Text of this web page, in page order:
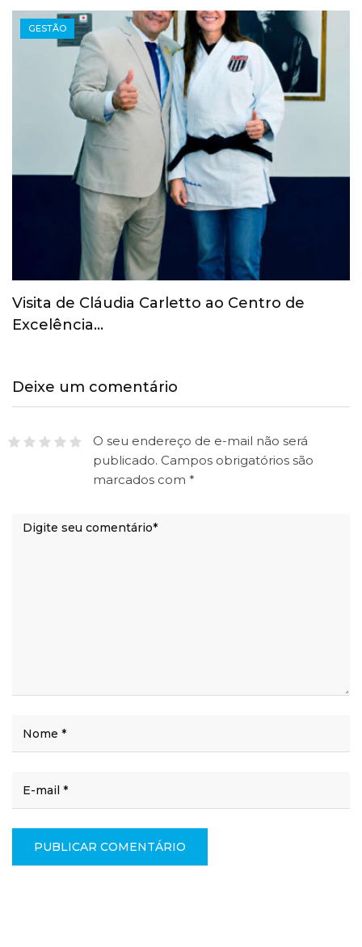
GESTÃO
COI revoga suspensão provisória do Comitê
Olímpico Russo
Deixe um comentário
O seu endereço de e-mail não será
publicado. Campos obrigatórios são
marcados com *